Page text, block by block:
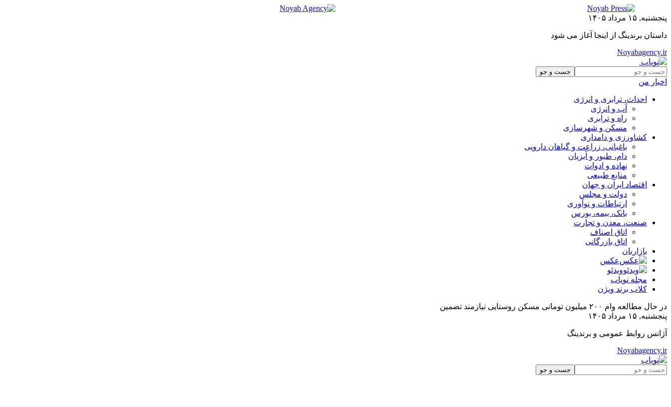
پنجشنبه, ۱۵ مرداد ۱۴۰۵
داستان برندینگ از اینجا آغاز می شود
Noyabagency.ir
اخبار من
احداث، ترابری و انرژی
آب و انرژی
راه و ترابری
مسکن و شهرسازی
کشاورزی و دامداری
باغبانی، زراعت و گیاهان دارویی
دام، طیور و آبزیان
نهاده و ادوات
منابع طبیعی
اقتصاد ایران و جهان
دولت و مجلس
ارتباطات و نوآوری
بانک، بیمه، بورس
صنعت، معدن و تجارت
اتاق اصناف
اتاق بازرگانی
بازاربان
عکس
ویدئو
مجله نویاب
کلاب برند ویژن
در حال مطالعه وام ۲۰۰ میلیون تومانی مسکن روستایی نیازمند تضمین
پنجشنبه, ۱۵ مرداد ۱۴۰۵
آژانس روابط عمومی و برندینگ
Noyabagency.ir